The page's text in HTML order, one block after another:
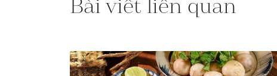
Bài viết liên quan